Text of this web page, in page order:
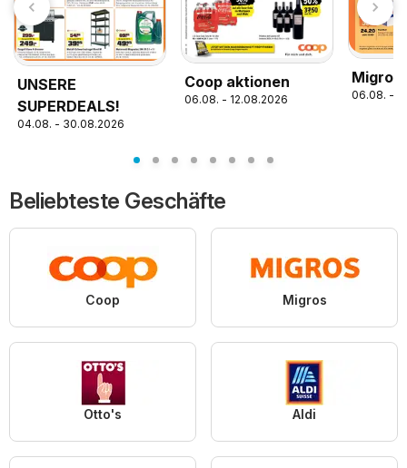
UNSERE
SUPERDEALS!
04.08. - 30.08.2026
Coop aktionen
06.08. - 12.08.2026
Migros
06.08. -
Beliebteste Geschäfte
Coop Migros
Otto's Aldi